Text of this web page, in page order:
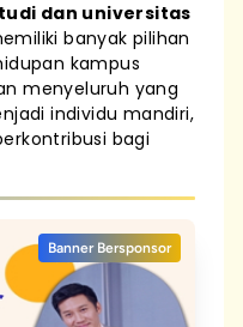
dan universitas
banyak pilihan
kampus
menyeluruh yang
individu mandiri,
bagi
Banner Bersponsor